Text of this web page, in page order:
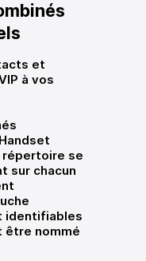
et
à vos
se
sur chacun
identifiables
être nommé